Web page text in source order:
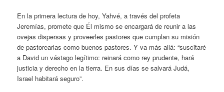
En la primera lectura de hoy, Yahvé, a través del profeta
Jeremías, promete que Él mismo se encargará de reunir a las
ovejas dispersas y proveerles pastores que cumplan su misión
de pastorearlas como buenos pastores. Y va más allá: “suscitaré
a David un vástago legítimo: reinará como rey prudente, hará
justicia y derecho en la tierra. En sus días se salvará Judá,
Israel habitará seguro”.